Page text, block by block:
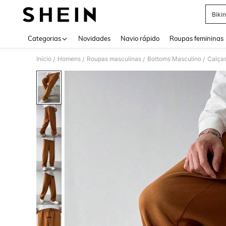
Categorias Novidades Navio rápido Roupas femininas
Início / Homens / Roupas masculinas / Bottoms Masculino /